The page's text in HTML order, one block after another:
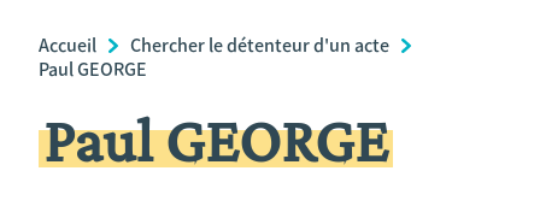
Relations et vivre ensemble
Héritage et donations
Breadcrumb
Accueil
Chercher le détenteur d'un acte
Paul GEORGE
Paul GEORGE